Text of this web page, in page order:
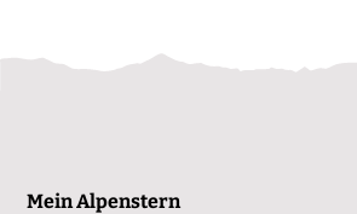
Mein Alpenstern